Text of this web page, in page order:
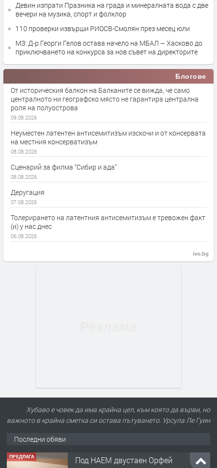
Девин изпрати Празника на града и минералната вода с две
вечери на музика, спорт и фолклор
110 проверки извърши РИОСВ-Смолян през месец юли
МЗ: Д-р Георги Гелов остава начело на МБАЛ – Хасково до
приключването на конкурса за нов съвет на директорите
Блогове
От историческия балкон на Балканите се вижда, че само
централното ни географско място не гарантира централна
роля на полуострова
09.08.2026
Неуместен латентен антисемитизъм изскочи и от консервата
на местния консерватизъм
08.08.2026
Сценарий за филма “Сибир и ада”
08.08.2026
Деругация
07.08.2026
Толерирането на латентния антисемитизъм е тревожен факт
(и) у нас днес
06.08.2026
ivo.bg
Хубаво е човек да има крайна цел, към която да върви, но
важното в крайна сметка си остава пътуването. Урсула Ле Гуин
Последни обяви
ПРЕДЛАГА Под НАЕМ двустаен Орфей